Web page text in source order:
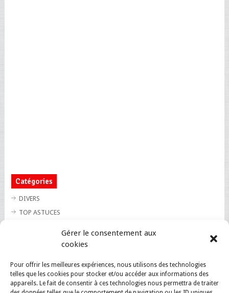
Gérer le consentement aux
cookies
Pour offrir les meilleures expériences, nous utilisons des technologies
telles que les cookies pour stocker et/ou accéder aux informations des
appareils. Le fait de consentir à ces technologies nous permettra de traiter
Catégories
DIVERS
TOP ASTUCES
TOP INSOLITE
TOP SANTE